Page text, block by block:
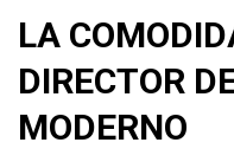
LA
DIRECTOR
MODERNO